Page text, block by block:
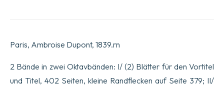
Rouge
Noir.
Paris, Ambroise Dupont, 1839.rn
2 Bände in zwei Oktavbänden: I/ (2) Blätter für den Vortitel
und Titel, 402 Seiten, kleine Randflecken auf Seite 379; II/